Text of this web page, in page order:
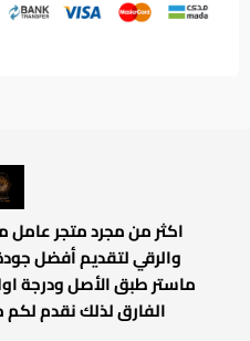
اكثر من مجرد متجر عامل
والرقي لتقديم أفضل
ماستر طبق الأصل ودرجة
الفارق لذلك نقدم